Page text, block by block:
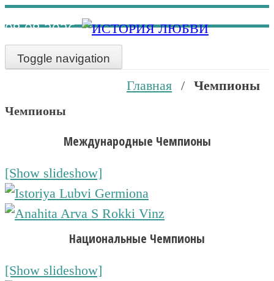
08.08.2026
Toggle navigation
Главная / Чемпионы
Чемпионы
Международные Чемпионы
[Show slideshow]
Национальные Чемпионы
[Show slideshow]